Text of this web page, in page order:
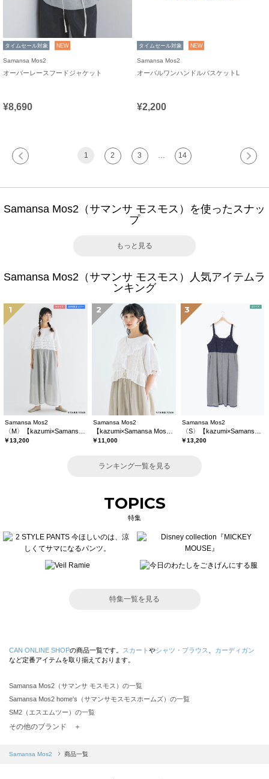
タイムセール対象 NEW
Samansa Mos2
オーバーレースフードジャケット
¥8,690
タイムセール対象 NEW
Samansa Mos2
オーバルワンハンドルバスケットL
¥2,200
1 2 3 14
Samansa Mos2（サマンサ モスモス）を使ったスナッ
プ
もっと見る
Samansa Mos2（サマンサ モスモス）人気アイテムラ
ンキング
1
Samansa Mos2
￥13,200
2
Samansa Mos2
￥11,000
3
Samansa Mos2
￥13,200
ランキング一覧を見る
TOPICS
特集
特集一覧を見る
CAN ONLINE SHOPの商品一覧です。 スカート やシャツ・ブラウス
カーディガン
など定番アイテムを取り揃えております。
Samansa Mos2（サマンサ モスモス）の一覧
Samansa Mos2 home's（サマンサモスモスホームズ）の一覧
SM2（エスエムツー）の一覧
TSUHARU by Samansa Mos2（ツハルバイサマンサモスモス）の一覧
Samansa Mos2 blue（サマンサモスモス ブルー）の一覧
その他のブランド ＋
Samansa Mos2 商品一覧